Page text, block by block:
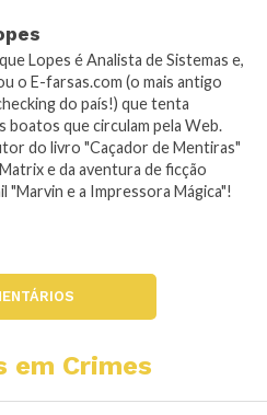
Lopes é Analista de Sistemas e,
o E-farsas.com (o mais antigo
do país!) que tenta
boatos que circulam pela Web.
do livro "Caçador de Mentiras"
e da aventura de ficção
"Marvin e a Impressora Mágica"!
em Crimes